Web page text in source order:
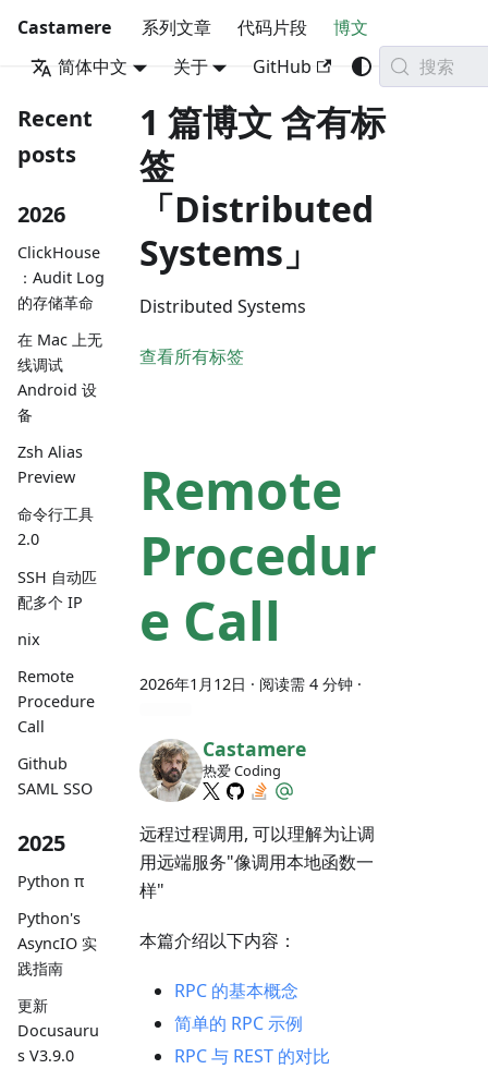
Castamere 系列文章 代码片段
博文
简体中文
关于 GitHub 搜索
Recent
posts
2026
ClickHouse
：Audit Log
的存储革命
在 Mac 上无
线调试
Android 设
备
Zsh Alias
Preview
命令行工具
2.0
SSH 自动匹
配多个 IP
nix
Remote
Procedure
Call
Github
SAML SSO
2025
Python π
Python's
AsyncIO 实
践指南
更新
Docusauru
s V3.9.0
1 篇博文 含有标
签
「Distributed
Systems」
Distributed Systems
查看所有标签
Remote
Procedur
e Call
2026年1月12日 · 阅读需 4 分钟 ·
Castamere
热爱 Coding
远程过程调用, 可以理解为让调
用远端服务"像调用本地函数一
样"
本篇介绍以下内容：
RPC 的基本概念
简单的 RPC 示例
RPC 与 REST 的对比